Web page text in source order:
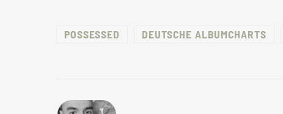
POSSESSED DEUTSCHE ALBUMCHARTS